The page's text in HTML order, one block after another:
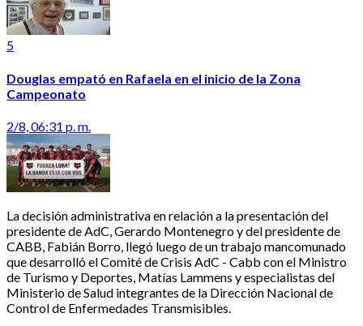
5
Douglas empató en Rafaela en el inicio de la Zona
Campeonato
2/8, 06:31 p. m.
La decisión administrativa en relación a la presentación del
presidente de AdC, Gerardo Montenegro y del presidente de
CABB, Fabián Borro, llegó luego de un trabajo mancomunado
que desarrolló el Comité de Crisis AdC - Cabb con el Ministro
de Turismo y Deportes, Matías Lammens y especialistas del
Ministerio de Salud integrantes de la Dirección Nacional de
Control de Enfermedades Transmisibles.